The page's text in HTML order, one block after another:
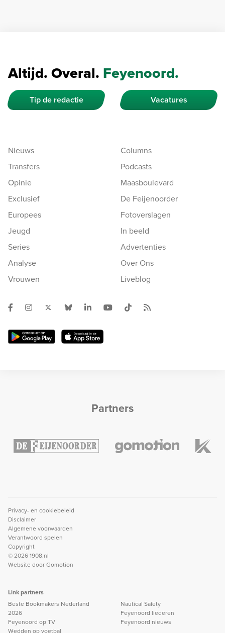
Altijd. Overal. Feyenoord.
Tip de redactie Vacatures
Nieuws
Transfers
Opinie
Exclusief
Europees
Jeugd
Series
Analyse
Vrouwen
Columns
Podcasts
Maasboulevard
De Feijenoorder
Fotoverslagen
In beeld
Advertenties
Over Ons
Liveblog
Partners
Privacy- en cookiebeleid
Disclaimer
Algemene voorwaarden
Verantwoord spelen
Copyright
© 2026 1908.nl
Website doorGomotion
Link partners
Beste Bookmakers Nederland
2026
Feyenoord op TV
Wedden op voetbal
Nautical Safety
Feyenoord liederen
Feyenoord nieuws